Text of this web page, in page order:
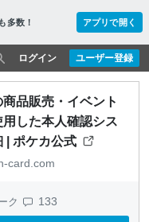
多数！ アプリで開く
ユーザー登録
ログイン
品販売・イベント
した本人確認シス
| ポケカ公式
card.com
ク 133